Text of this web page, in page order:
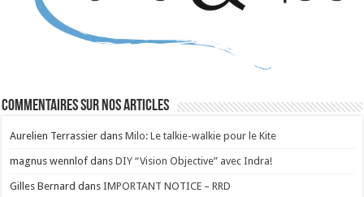
Commentaires sur nos articles
Aurelien Terrassier dansMilo: Le talkie-walkie pour le Kite
magnus wennlof dansDIY “Vision Objective” avec Indra!
Gilles Bernard dansIMPORTANT NOTICE – RRD